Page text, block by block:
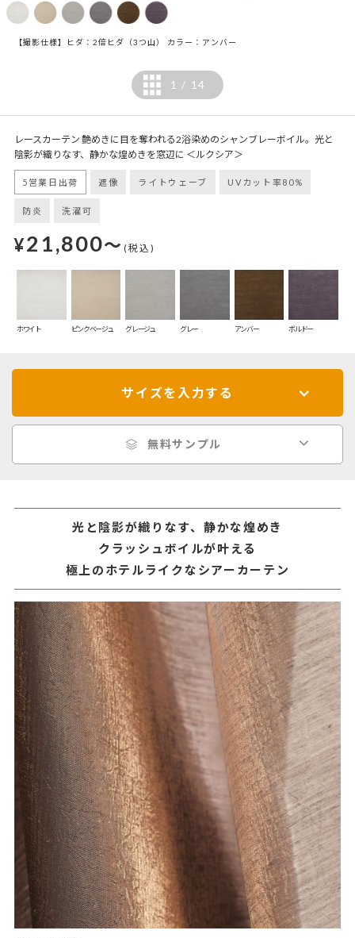
【撮影仕様】ヒダ：2倍ヒダ（3つ山） カラー：アンバー
1 / 14
レースカーテン 艶めきに目を奪われる2浴染めのシャンブレーボイル。光と
陰影が織りなす、静かな煌めきを窓辺に ＜ルクシア＞
5営業日出荷 遮像 ライトウェーブ UVカット率80%
防炎 洗濯可
¥21,800～ (税込)
ホワイト ピンクベージュ グレージュ グレー アンバー ボルドー
サイズを入力する
無料サンプル
光と陰影が織りなす、静かな煌めき
クラッシュボイルが叶える
極上のホテルライクなシアーカーテン